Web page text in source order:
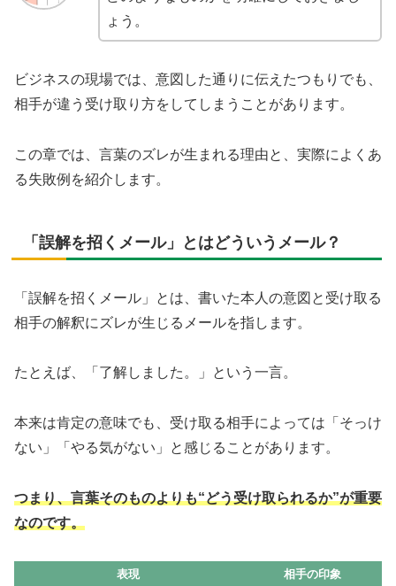
ょう。
ビジネスの現場では、意図した通りに伝えたつもりでも、
相手が違う受け取り方をしてしまうことがあります。
この章では、言葉のズレが生まれる理由と、実際によくあ
る失敗例を紹介します。
「誤解を招くメール」とはどういうメール？
「誤解を招くメール」とは、書いた本人の意図と受け取る
相手の解釈にズレが生じるメールを指します。
たとえば、「了解しました。」という一言。
本来は肯定の意味でも、受け取る相手によっては「そっけ
ない」「やる気がない」と感じることがあります。
つまり、言葉そのものよりも“どう受け取られるか”が重要
なのです。
表現 相手の印象